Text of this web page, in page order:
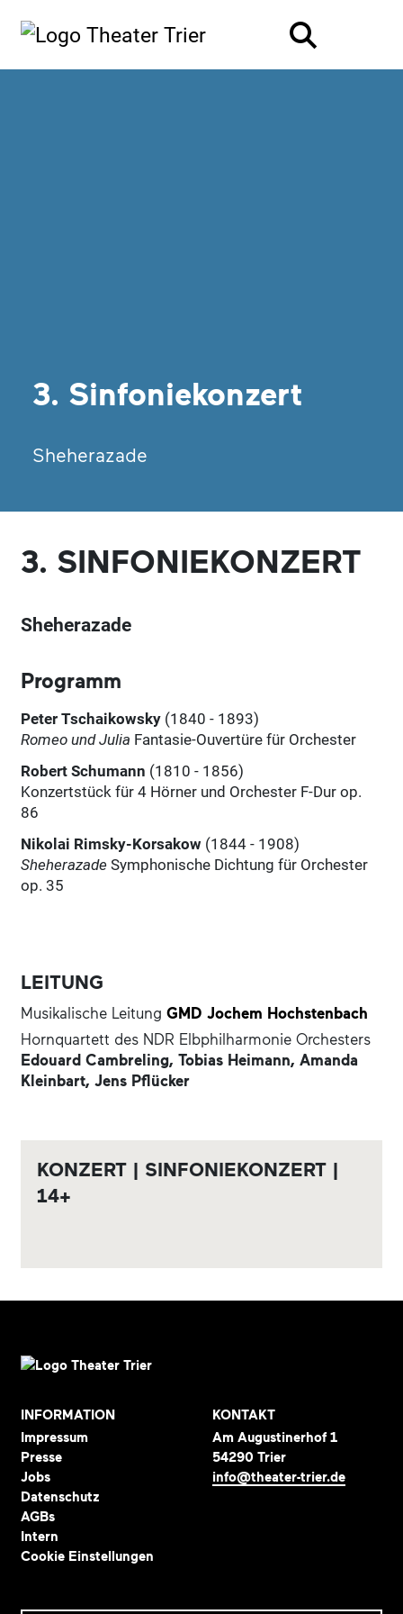
3. Sinfoniekonzert
Sheherazade
3. SINFONIEKONZERT
Sheherazade
Programm
Peter Tschaikowsky (1840 - 1893)
Romeo und Julia Fantasie-Ouvertüre für Orchester
Robert Schumann (1810 - 1856)
Konzertstück für 4 Hörner und Orchester F-Dur op.
86
Nikolai Rimsky-Korsakow (1844 - 1908)
Sheherazade Symphonische Dichtung für Orchester
op. 35
LEITUNG
Musikalische Leitung GMD Jochem Hochstenbach
Hornquartett des NDR Elbphilharmonie Orchesters
Edouard Cambreling,Tobias Heimann,Amanda
Kleinbart,Jens Pflücker
KONZERT | SINFONIEKONZERT |
14+
INFORMATION
Impressum
Presse
Jobs
Datenschutz
AGBs
Intern
Cookie Einstellungen
KONTAKT
Am Augustinerhof 1
54290 Trier
info@theater-trier.de